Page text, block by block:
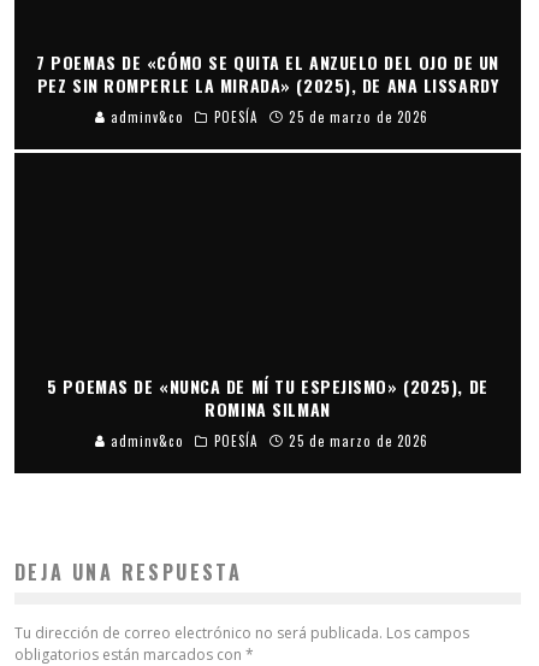
7 POEMAS DE «CÓMO SE QUITA EL ANZUELO DEL OJO DE UN
PEZ SIN ROMPERLE LA MIRADA» (2025), DE ANA LISSARDY
adminv&co POESÍA 25 de marzo de 2026
5 POEMAS DE «NUNCA DE MÍ TU ESPEJISMO» (2025), DE
ROMINA SILMAN
adminv&co POESÍA 25 de marzo de 2026
DEJA UNA RESPUESTA
Tu dirección de correo electrónico no será publicada. Los campos
obligatorios están marcados con *